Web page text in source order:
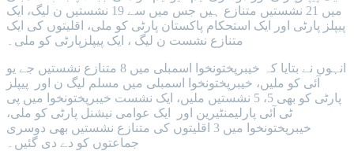
میں 21 نشستیں متنازع ہیں جس میں سے 19 نشستیں ن لیگ، ایک
پیپلز پارٹی اور ایک استحکام پاکستان پارٹی کو ملی، اقلیتوں کی ایک
متنازع نشست ن لیگ ، ایک پیپلزپارٹی کو ملی۔
انہوں نے بتایا کہ خیبرپختونخوا اسمبلی میں 8 متنازع نشستیں جے یو
آئی کو ملیں، خیبرپختونخوا اسمبلی میں مسلم لیگ ن اور پیپلز
پارٹی کو بھی 5، 5 نشستیں ملیں، ایک نشست خیبرپختونخوا میں پی
ٹی آئی پارلیمنٹیرین اور ایک عوامی نیشنل پارٹی کو ملی،
خیبرپختونخوا میں 3 اقلیتوں کی متنازع نشستیں بھی دوسری
جماعتوں کو دے دی گئیں۔